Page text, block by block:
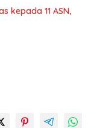
kepada 11 ASN,